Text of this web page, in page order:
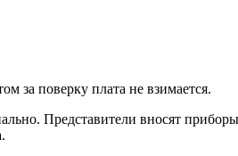
за поверку плата не взимается.
Представители вносят